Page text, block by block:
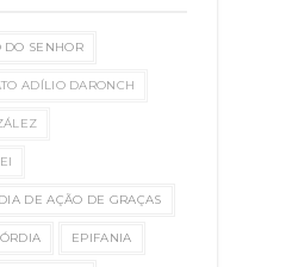
DO SENHOR
ADÍLIO DARONCH
DIA DE AÇÃO DE GRAÇAS
EPIFANIA